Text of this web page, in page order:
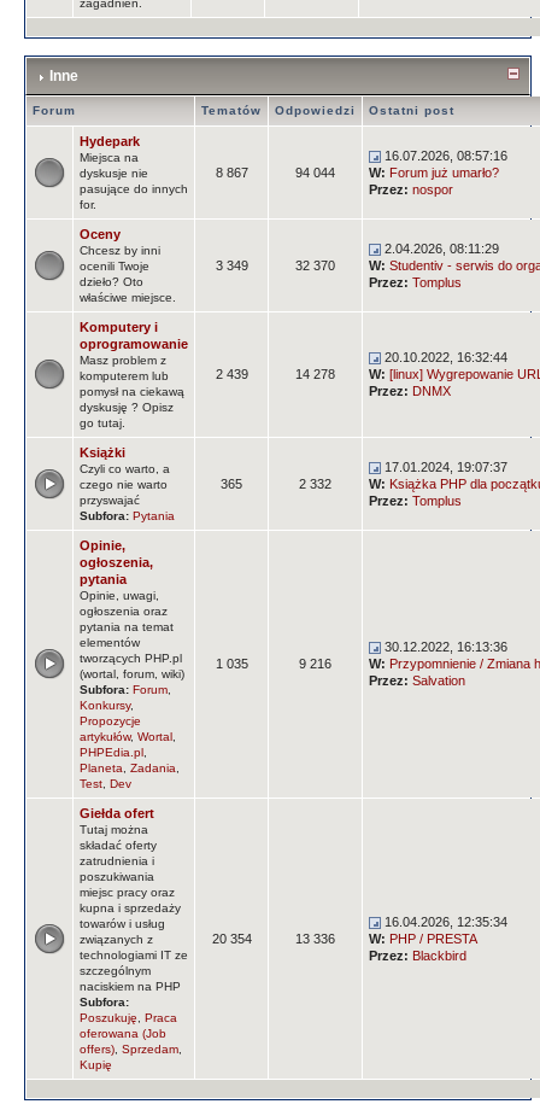
zagadnień.
Inne
Forum Tematów Odpowiedzi Ostatni post
Hydepark
Miejsca na
dyskusje nie
pasujące do innych
for.
8 867 94 044
16.07.2026, 08:57:16
W: Forum już umarło?
Przez: nospor
Oceny
Chcesz by inni
ocenili Twoje
dzieło? Oto
właściwe miejsce.
3 349 32 370
2.04.2026, 08:11:29
W: Studentiv - serwis do
Przez: Tomplus
Komputery i
oprogramowanie
Masz problem z
komputerem lub
pomysł na ciekawą
dyskusję ? Opisz
go tutaj.
2 439 14 278
20.10.2022, 16:32:44
W: [linux] Wygrepowanie
Przez: DNMX
Książki
Czyli co warto, a
czego nie warto
przyswajać
Subfora: Pytania
365 2 332
17.01.2024, 19:07:37
W: Książka PHP dla
Przez: Tomplus
Opinie,
ogłoszenia,
pytania
Opinie, uwagi,
ogłoszenia oraz
pytania na temat
elementów
tworzących PHP.pl
(wortal, forum, wiki)
Subfora: Forum
Konkursy,
Propozycje
artykułów, Wortal
PHPEdia.pl
Planeta
Zadania
Test Dev
1 035 9 216
30.12.2022, 16:13:36
W: Przypomnienie / Zmiana
Przez: Salvation
Giełda ofert
Tutaj można
składać oferty
zatrudnienia i
poszukiwania
miejsc pracy oraz
kupna i sprzedaży
towarów i usług
związanych z
technologiami IT ze
szczególnym
naciskiem na PHP
Subfora:
Poszukuję
Praca
oferowana (Job
offers) Sprzedam
Kupię
20 354 13 336
16.04.2026, 12:35:34
W: PHP / PRESTA
Przez: Blackbird